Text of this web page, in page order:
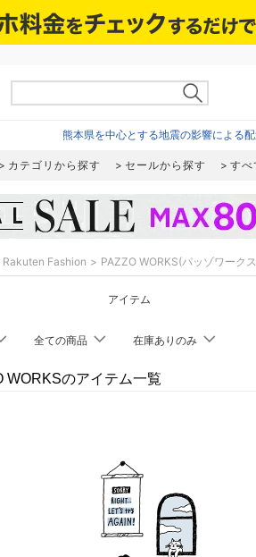
熊本県を中心とする地震の影響による
カテゴリから探す セールから探す すべ
Rakuten Fashion PAZZO WORKS(パッゾワーク
アイテム
全ての商品 在庫ありのみ
WORKSのアイテム一覧